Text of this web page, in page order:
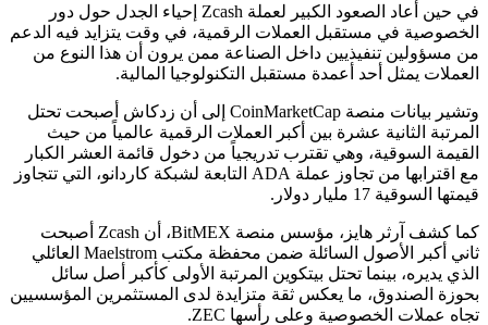
في حين أعاد الصعود الكبير لعملة Zcash إحياء الجدل حول دور
الخصوصية في مستقبل العملات الرقمية، في وقت يتزايد فيه الدعم
من مسؤولين تنفيذيين داخل الصناعة ممن يرون أن هذا النوع من
العملات يمثل أحد أعمدة مستقبل التكنولوجيا المالية.
وتشير بيانات منصة CoinMarketCap إلى أن زدكاش أصبحت تحتل
المرتبة الثانية عشرة بين أكبر العملات الرقمية عالمياً من حيث
القيمة السوقية، وهي تقترب تدريجياً من دخول قائمة العشر الكبار
مع اقترابها من تجاوز عملة ADA التابعة لشبكة كاردانو، التي تتجاوز
قيمتها السوقية 17 مليار دولار.
كما كشف آرثر هايز، مؤسس منصة BitMEX، أن Zcash أصبحت
ثاني أكبر الأصول السائلة ضمن محفظة مكتب Maelstrom العائلي
الذي يديره، بينما تحتل بيتكوين المرتبة الأولى كأكبر أصل سائل
بحوزة الصندوق، ما يعكس ثقة متزايدة لدى المستثمرين المؤسسيين
تجاه عملات الخصوصية وعلى رأسها ZEC.